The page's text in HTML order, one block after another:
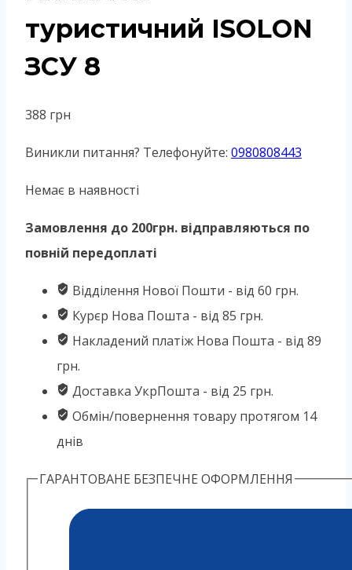
туристичний ISOLON
ЗСУ 8
388 грн
Виникли питання? Телефонуйте: 0980808443
Немає в наявності
Замовлення до 200грн. відправляються по
повній передоплаті
Відділення Нової Пошти - від 60 грн.
Курєр Нова Пошта - від 85 грн.
Накладений платіж Нова Пошта - від 89
грн.
Доставка УкрПошта - від 25 грн.
Обмін/повернення товару протягом 14
днів
ГАРАНТОВАНЕ БЕЗПЕЧНЕ ОФОРМЛЕННЯ